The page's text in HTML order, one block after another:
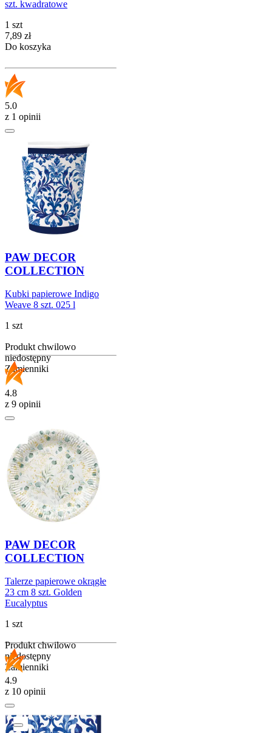
szt. kwadratowe
1 szt
Cena
7,89 zł
Do koszyka
5.0
z 1 opinii
PAW DECOR
COLLECTION
Kubki papierowe Indigo
Weave 8 szt. 025 l
1 szt
Produkt chwilowo
niedostępny
Zamienniki
4.8
z 9 opinii
PAW DECOR
COLLECTION
Talerze papierowe okrągłe
23 cm 8 szt. Golden
Eucalyptus
1 szt
Produkt chwilowo
niedostępny
Zamienniki
4.9
z 10 opinii